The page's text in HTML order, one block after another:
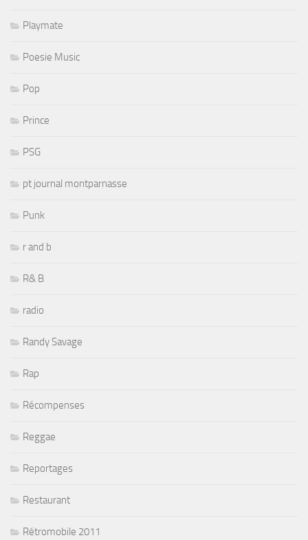
Playmate
Poesie Music
Pop
Prince
PSG
pt journal montparnasse
Punk
r and b
R& B
radio
Randy Savage
Rap
Récompenses
Reggae
Reportages
Restaurant
Rétromobile 2011